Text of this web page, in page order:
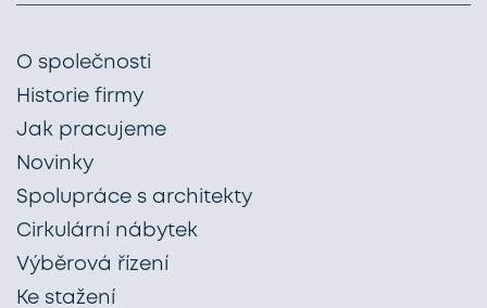
O společnosti
Historie firmy
Jak pracujeme
Novinky
Spolupráce s architekty
Cirkulární nábytek
Výběrová řízení
Ke stažení